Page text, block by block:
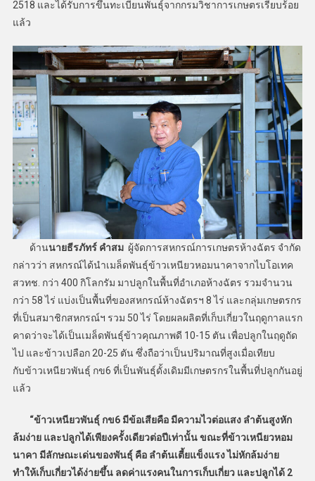
2518 และได้รับการขึ้นทะเบียนพันธุ์จากกรมวิชาการเกษตรเรียบร้อย
แล้ว
ด้านนายธีรภัทร์ คำสมผู้จัดการสหกรณ์การเกษตรห้างฉัตร จำกัด
กล่าวว่า สหกรณ์ได้นำเมล็ดพันธุ์ข้าวเหนียวหอมนาคาจากไบโอเทค
สวทช. กว่า 400 กิโลกรัม มาปลูกในพื้นที่อำเภอห้างฉัตร รวมจำนวน
กว่า 58 ไร่ แบ่งเป็นพื้นที่ของสหกรณ์ห้างฉัตรฯ 8 ไร่ และกลุ่มเกษตรกร
ที่เป็นสมาชิกสหกรณ์ฯ รวม 50 ไร่ โดยผลผลิตที่เก็บเกี่ยวในฤดูกาลแรก
คาดว่าจะได้เป็นเมล็ดพันธ์ุข้าวคุณภาพดี 10-15 ตัน เพื่อปลูกในฤดูถัด
ไป และข้าวเปลือก 20-25 ตัน ซึ่งถือว่าเป็นปริมาณที่สูงเมื่อเทียบ
กับข้าวเหนียวพันธุ์ กข6 ที่เป็นพันธุ์ดั้งเดิมมีเกษตรกรในพื้นที่ปลูกกันอยู่
แล้ว
“ข้าวเหนียวพันธุ์ กข6 มีข้อเสียคือ มีความไวต่อแสง ลำต้นสูงหัก
ล้มง่าย และปลูกได้เพียงครั้งเดียวต่อปีเท่านั้น ขณะที่ข้าวเหนียวหอม
นาคา มีลักษณะเด่นของพันธุ์ คือ ลำต้นเตี้ยแข็งแรง ไม่หักล้มง่าย
ทำให้เก็บเกี่ยวได้ง่ายขึ้น ลดค่าแรงคนในการเก็บเกี่ยว และปลูกได้ 2